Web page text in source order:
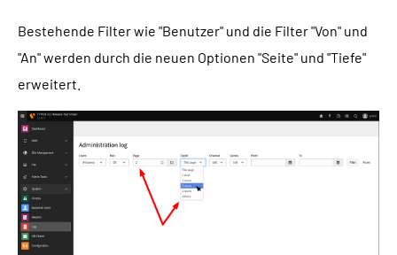
Bestehende Filter wie "Benutzer" und die Filter "Von" und
"An" werden durch die neuen Optionen "Seite" und "Tiefe"
erweitert.